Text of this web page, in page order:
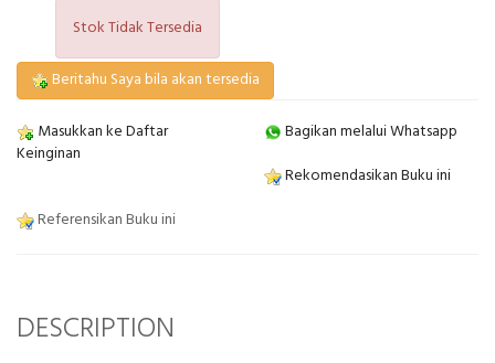
Stok Tidak Tersedia
Beritahu Saya bila akan tersedia
Masukkan ke Daftar
Keinginan
Bagikan melalui Whatsapp
Rekomendasikan Buku ini
Referensikan Buku ini
DESCRIPTION